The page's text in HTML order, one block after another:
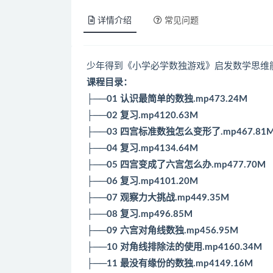
详情介绍 常见问题
少年得到《小学必学数独游戏》启发数学思维
课程目录：
├──01 认识最简单的数独.mp473.24M
├──02 复习.mp4120.63M
├──03 四宫标准数独怎么变形了
├──04 复习.mp4134.64M
├──05 四宫变成了六宫怎么办.mp477.70M
├──06 复习.mp4101.20M
├──07 观察力大挑战.mp449.35M
├──08 复习.mp496.85M
├──09 六宫对角线数独.mp456.95M
├──10 对角线排除法的使用.mp4160.34M
├──11 最没有缘份的数独.mp4149.16M